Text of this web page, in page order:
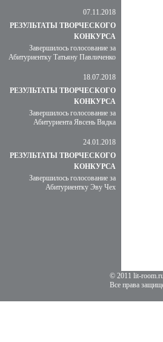
07.11.2018
РЕЗУЛЬТАТЫ ТВОРЧЕСКОГО
КОНКУРСА
Завершилось голосование за
Абитуриентку Татьяну Павличенко
18.07.2018
РЕЗУЛЬТАТЫ ТВОРЧЕСКОГО
КОНКУРСА
Завершилось голосование за
Абитуриента Явсень Вядка
24.01.2018
РЕЗУЛЬТАТЫ ТВОРЧЕСКОГО
КОНКУРСА
Завершилось голосование за
Абитуриентку Эву Чех
© 2011 lit-
Все права